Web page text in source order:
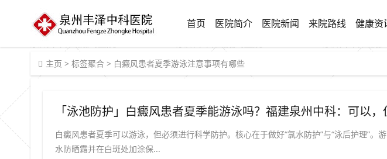
首页 医院简介 医院新闻 来院路线 健康资
主页 > 标签聚合 > 白癜风患者夏季游泳注意事项有哪些
白癜风患者夏季可以游泳，但必须进行科学防护。核心在于做好“氯水防护”与“泳后护理”。
水防晒霜并在白斑处加涂保...